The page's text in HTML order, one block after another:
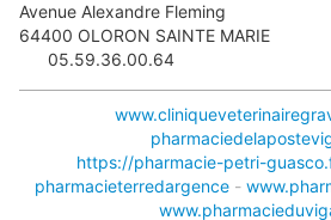
Avenue Alexandre Fleming
64400 OLORON SAINTE MARIE
05.59.36.00.64
https://pharmacie-petri-
pharmacieterredargence -